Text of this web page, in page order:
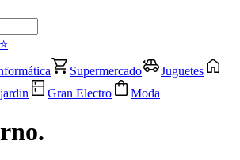
Supermercado
Juguetes
Gran Electro Moda